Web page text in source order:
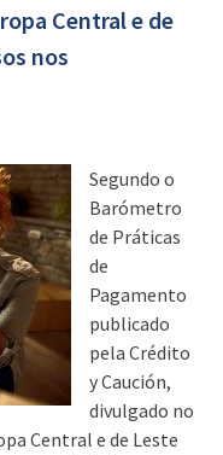
Central e de
nos
Segundo o
Barómetro
de Práticas
de
Pagamento
publicado
pela Crédito
y Caución,
divulgado no
Central e de Leste